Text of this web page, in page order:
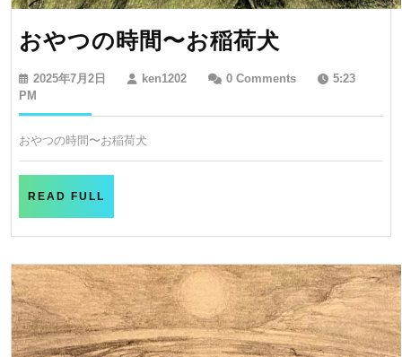
おやつの時間〜お稲荷犬
の
犬
2025年7月2日 2025
2
日
ken1202ken12020 Comments
5:23
PM
おやつの時間〜お稲荷犬
READ FULL